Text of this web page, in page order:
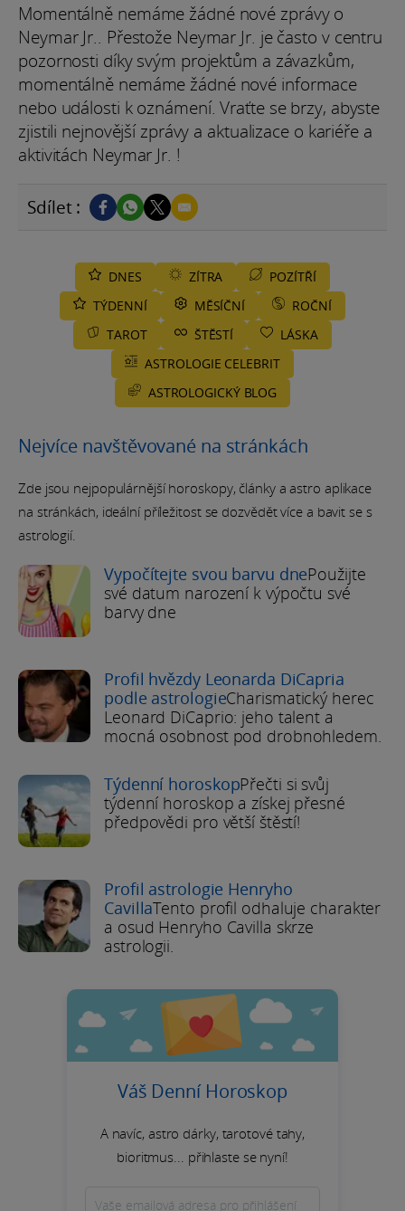
Momentálně nemáme žádné nové zprávy o
Neymar Jr.. Přestože Neymar Jr. je často v centru
pozornosti díky svým projektům a závazkům,
momentálně nemáme žádné nové informace
nebo události k oznámení. Vraťte se brzy, abyste
zjistili nejnovější zprávy a aktualizace o kariéře a
aktivitách Neymar Jr. !
Sdílet :
DNES ZÍTRA
POZÍTŘÍ
TÝDENNÍ
MĚSÍČNÍ
ROČNÍ
TAROT
ŠTĚSTÍ
LÁSKA
ASTROLOGIE CELEBRIT
ASTROLOGICKÝ BLOG
Nejvíce navštěvované na stránkách
Zde jsou nejpopulárnější horoskopy, články a astro aplikace
na stránkách, ideální příležitost se dozvědět více a bavit se s
astrologií.
Vypočítejte svou barvu dnePoužijte
své datum narození k výpočtu své
barvy dne
Profil hvězdy Leonarda DiCapria
podle astrologieCharismatický herec
Leonard DiCaprio: jeho talent a
mocná osobnost pod drobnohledem.
Týdenní horoskopPřečti si svůj
týdenní horoskop a získej přesné
předpovědi pro větší štěstí!
Profil astrologie Henryho
CavillaTento profil odhaluje charakter
a osud Henryho Cavilla skrze
astrologii.
Váš Denní Horoskop
A navíc, astro dárky, tarotové tahy,
bioritmus... přihlaste se nyní!